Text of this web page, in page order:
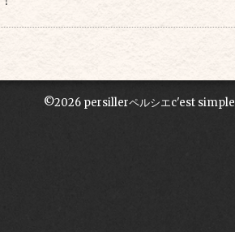
©2026 persillerペルシエc'est simple